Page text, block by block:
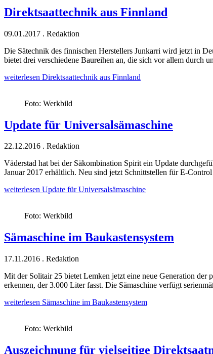
Direktsaattechnik aus Finnland
09.01.2017 . Redaktion
Die Sätechnik des finnischen Herstellers Junkarri wird jetzt in
bietet drei verschiedene Baureihen an, die sich vor allem durch
weiterlesen Direktsaattechnik aus Finnland
Foto: Werkbild
Update für Universalsämaschine
22.12.2016 . Redaktion
Väderstad hat bei der Säkombination Spirit ein Update
Januar 2017 erhältlich. Neu sind jetzt Schnittstellen für E-
weiterlesen Update für Universalsämaschine
Foto: Werkbild
Sämaschine im Baukastensystem
17.11.2016 . Redaktion
Mit der Solitair 25 bietet Lemken jetzt eine neue Generation
erkennen, der 3.000 Liter fasst. Die Sämaschine verfügt
weiterlesen Sämaschine im Baukastensystem
Foto: Werkbild
Auszeichnung für vielseitige